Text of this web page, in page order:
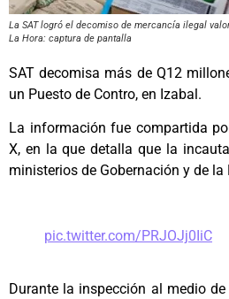
La SAT logró el decomiso de mercancía ilegal
La Hora: captura de pantalla
SAT decomisa más de Q12
un Puesto de Contro, en Izabal.
La información fue compartida
X, en la que detalla que la
ministerios de Gobernación y de
pic.twitter.com/PRJOJj0IiC
Durante la inspección al medio